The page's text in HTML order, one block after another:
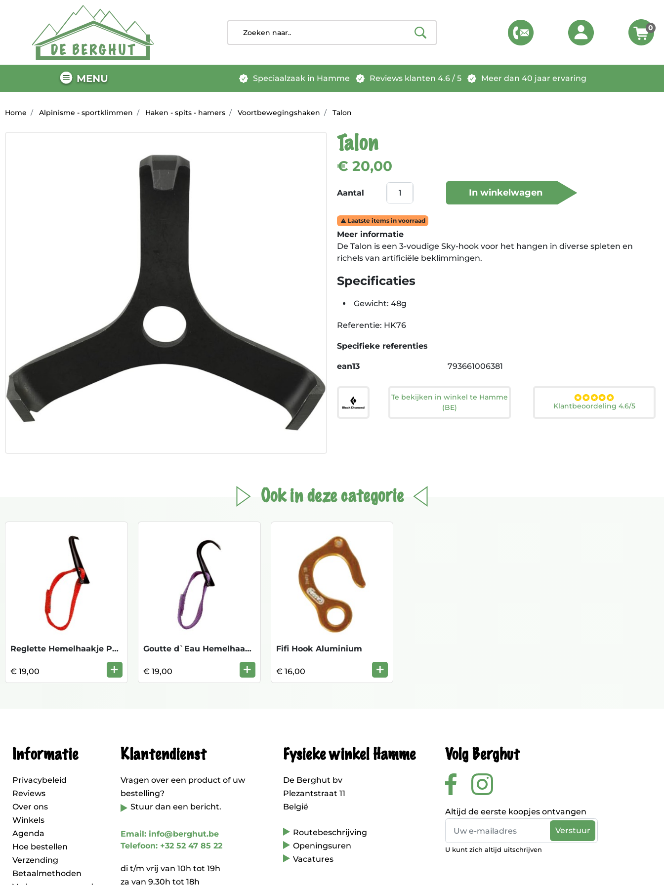
0
MENU Speciaalzaak in Hamme Reviews klanten 4.6 / 5 Meer dan 40 jaar ervaring
Home Alpinisme - sportklimmen Haken - spits - hamers Voortbewegingshaken Talon
Talon
€ 20,00
Aantal In winkelwagen
 Laatste items in voorraad
Meer informatie
De Talon is een 3-voudige Sky-hook voor het hangen in diverse spleten en
richels van artificiële beklimmingen.
Specificaties
Gewicht: 48g
Referentie: HK76
Specifieke referenties
ean13 793661006381
Te bekijken in winkel te Hamme
(BE)
Klantbeoordeling 4.6/5
Ook in deze categorie
Reglette Hemelhaakje P06 1
€ 19,00 +
Goutte d`Eau Hemelhaakje P06 2
€ 19,00 +
Fifi Hook Aluminium
€ 16,00 +
Informatie
Privacybeleid
Reviews
Over ons
Winkels
Agenda
Hoe bestellen
Verzending
Betaalmethoden
Klantendienst
Vragen over een product of uw
bestelling?
Stuur dan een bericht.
Email: info@berghut.be
Telefoon: +32 52 47 85 22
di t/m vrij van 10h tot 19h
za van 9.30h tot 18h
Fysieke winkel Hamme
De Berghut bv
Plezantstraat 11
België
Routebeschrijving
Openingsuren
Vacatures
Volg Berghut
Altijd de eerste koopjes ontvangen
U kunt zich altijd uitschrijven